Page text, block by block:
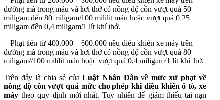
đường mà trong máu và hơi thở có nồng độ cồn vượt quá 50
miligam đến 80 miligam/100 mililit máu hoặc vượt quá 0,25
miligam đến 0,4 miligam/1 lít khí thở.
+ Phạt tiền từ 400.000 – 600.000 nếu điều khiển xe máy trên
đường mà trong máu và hơi thở có nồng độ cồn vượt quá 80
miligam//100 mililit máu hoặc vượt quá 0,4 miligam/1 lít khí thở.
Trên đây là chia sẻ củaLuật Nhân Dân về mức xử phạt về
nồng độ cồn vượt quá mức cho phép khi điều khiển ô tô, xe
máytheo quy định mới nhất. Tuy nhiên để giảm thiểu tai nạn